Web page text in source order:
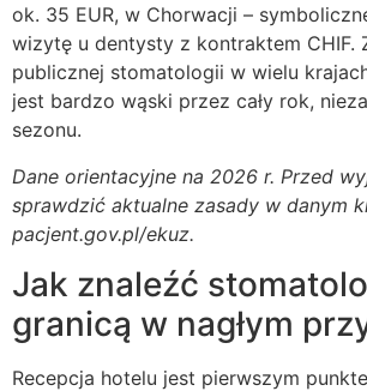
ok. 35 EUR, w Chorwacji –
wizytę u dentysty z kontraktem CHIF.
publicznej stomatologii w wielu
jest bardzo wąski przez cały rok,
sezonu.
Dane orientacyjne na 2026 r. Przed
sprawdzić aktualne zasady w danym
pacjent.gov.pl/ekuz.
Jak znaleźć
granicą w nagłym
Recepcja hotelu jest pierwszym